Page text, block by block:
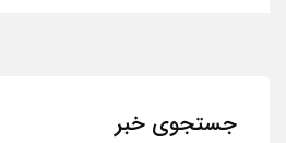
جستجوی خبر